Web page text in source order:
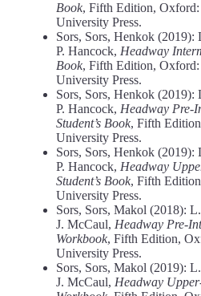
Book, Fifth Edition,
University Press.
Sors, Sors, Henkok (2019):
P. Hancock, Headway
Book, Fifth Edition,
University Press.
Sors, Sors, Henkok (2019):
P. Hancock, Headway Pre-
Student’s Book, Fifth
University Press.
Sors, Sors, Henkok (2019):
P. Hancock, Headway
Student’s Book, Fifth
University Press.
Sors, Sors, Makol (2018):
J. McCaul, Headway Pre-
Workbook, Fifth Edition,
University Press.
Sors, Sors, Makol (2019):
J. McCaul, Headway